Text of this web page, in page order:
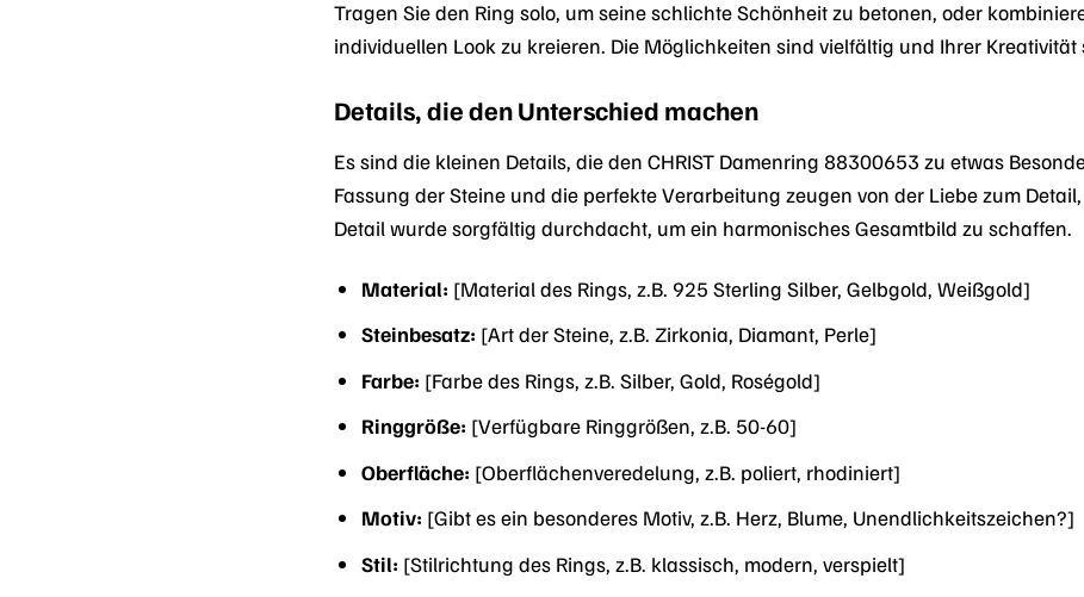
Tragen Sie den Ring solo, um seine schlichte Schönheit zu betonen, oder
individuellen Look zu kreieren. Die Möglichkeiten sind vielfältig und Ihrer Kreativität
Details, die den Unterschied machen
Es sind die kleinen Details, die den CHRIST Damenring 88300653 zu etwas
Fassung der Steine und die perfekte Verarbeitung zeugen von der Liebe zum
Detail wurde sorgfältig durchdacht, um ein harmonisches Gesamtbild zu schaffen.
Material: [Material des Rings, z.B. 925 Sterling Silber, Gelbgold, Weißgold]
Steinbesatz: [Art der Steine, z.B. Zirkonia, Diamant, Perle]
Farbe: [Farbe des Rings, z.B. Silber, Gold, Roségold]
Ringgröße: [Verfügbare Ringgrößen, z.B. 50-60]
Oberfläche: [Oberflächenveredelung, z.B. poliert, rhodiniert]
Motiv: [Gibt es ein besonderes Motiv, z.B. Herz, Blume, Unendlichkeitszeichen?]
Stil: [Stilrichtung des Rings, z.B. klassisch, modern, verspielt]